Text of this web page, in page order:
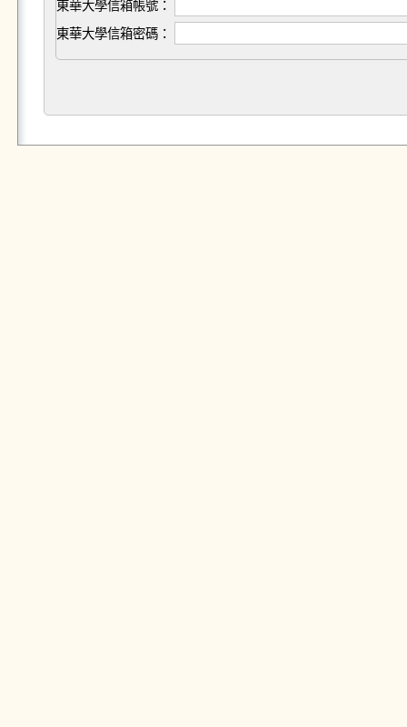
東華大學信箱帳號：
東華大學信箱密碼：